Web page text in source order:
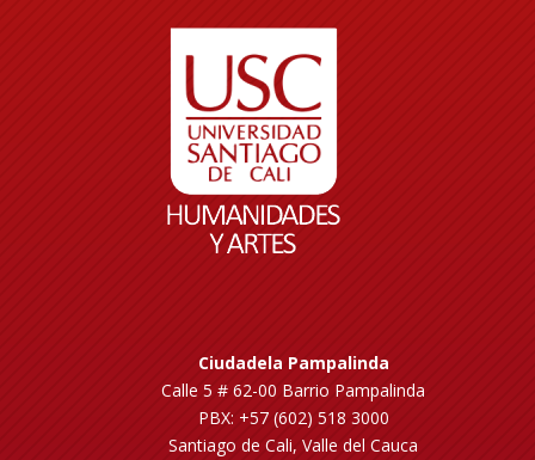
Ciudadela Pampalinda
Calle 5 # 62-00 Barrio Pampalinda
PBX: +57 (602) 518 3000
Santiago de Cali, Valle del Cauca